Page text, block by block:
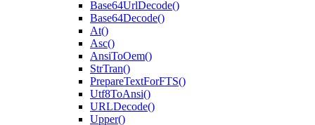
Base64UrlDecode()
Base64Decode()
At()
Asc()
AnsiToOem()
StrTran()
PrepareTextForFTS()
Utf8ToAnsi()
URLDecode()
Upper()